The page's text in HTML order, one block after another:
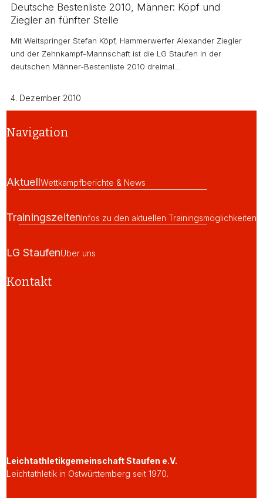
Deutsche Bestenliste 2010, Männer: Köpf und
Ziegler an fünfter Stelle
Mit Weitspringer Stefan Köpf, Hammerwerfer Alexander Ziegler
und der Zehnkampf-Mannschaft ist die LG Staufen in der
deutschen Männer-Bestenliste 2010 dreimal…
4. Dezember 2010
Navigation
AktuellWettkampfberichte & News
TrainingszeitenInfos zu den aktuellen Trainingsmöglichkeiten
LG StaufenÜber uns
Kontakt
Leichtathletikgemeinschaft Staufen e.V.
Leichtathletik in Ostwürttemberg seit 1970.